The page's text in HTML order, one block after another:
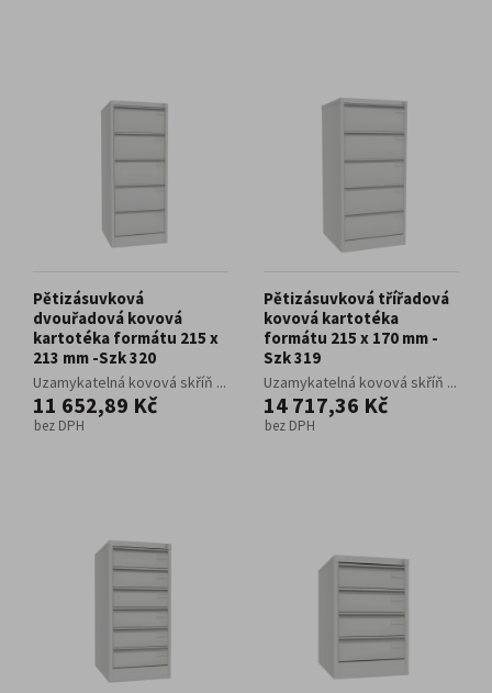
Pětizásuvková
dvouřadová kovová
kartotéka formátu 215 x
213 mm -Szk 320
Uzamykatelná kovová skříň ...
11 652,89 Kč
bez DPH
Pětizásuvková třířadová
kovová kartotéka
formátu 215 x 170 mm -
Szk 319
Uzamykatelná kovová skříň ...
14 717,36 Kč
bez DPH